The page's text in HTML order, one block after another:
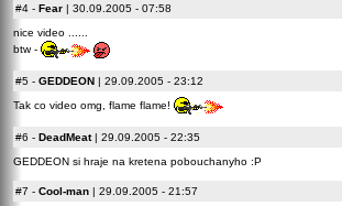
#4 - Fear | 30.09.2005 - 07:58
nice video ......
btw -
#5 - GEDDEON | 29.09.2005 - 23:12
Tak co video omg, flame flame!
#6 - DeadMeat| 29.09.2005 - 22:35
GEDDEON si hraje na kretena pobouchanyho :P
#7 - Cool-man | 29.09.2005 - 21:57